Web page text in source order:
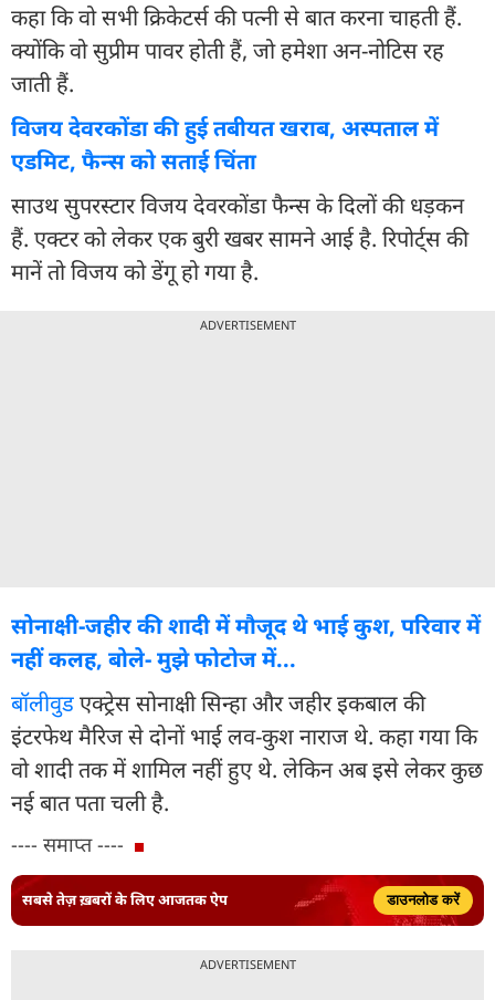
कहा कि वो सभी क्रिकेटर्स की पत्नी से बात करना चाहती हैं.
क्योंकि वो सुप्रीम पावर होती हैं, जो हमेशा अन-नोटिस रह
जाती हैं.
विजय देवरकोंडा की हुई तबीयत खराब, अस्पताल में
एडमिट, फैन्स को सताई चिंता
साउथ सुपरस्टार विजय देवरकोंडा फैन्स के दिलों की धड़कन
हैं. एक्टर को लेकर एक बुरी खबर सामने आई है. रिपोर्ट्स की
मानें तो विजय को डेंगू हो गया है.
ADVERTISEMENT
सोनाक्षी-जहीर की शादी में मौजूद थे भाई कुश, परिवार में
नहीं कलह, बोले- मुझे फोटोज में...
बॉलीवुडएक्ट्रेस सोनाक्षी सिन्हा और जहीर इकबाल की
इंटरफेथ मैरिज से दोनों भाई लव-कुश नाराज थे. कहा गया कि
वो शादी तक में शामिल नहीं हुए थे. लेकिन अब इसे लेकर कुछ
नई बात पता चली है.
---- समाप्त ----
सबसे तेज़ ख़बरों के लिए आजतक ऐप डाउनलोड करें
ADVERTISEMENT